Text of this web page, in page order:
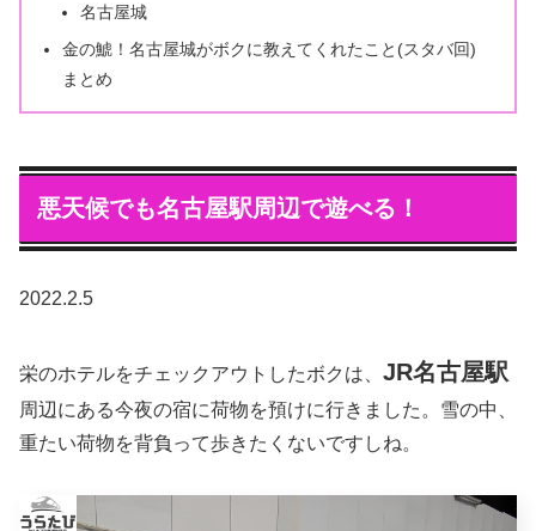
名古屋城
金の鯱！名古屋城がボクに教えてくれたこと(スタバ回)
まとめ
悪天候でも名古屋駅周辺で遊べる！
2022.2.5
栄のホテルをチェックアウトしたボクは、 JR名古屋駅
周辺にある今夜の宿に荷物を預けに行きました。雪の中、
重たい荷物を背負って歩きたくないですしね。